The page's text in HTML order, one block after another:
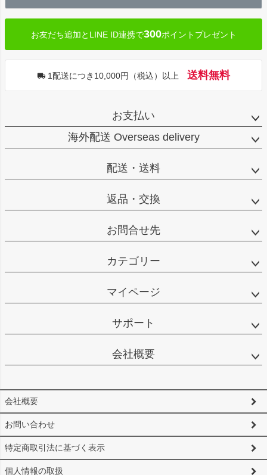
お友だち追加とLINE ID連携で300ポイントプレゼント
1配送につき10,000円（税込）以上 送料無料
お支払い
海外配送 Overseas delivery
配送・送料
返品・交換
お問合せ先
カテゴリー
マイページ
サポート
会社概要
会社概要
お問い合わせ
特定商取引法に基づく表示
個人情報の取扱